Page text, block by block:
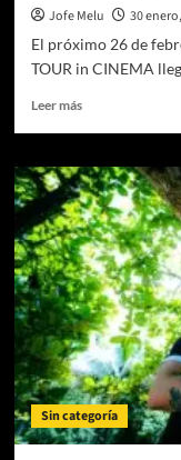
Jofe Melu 30
El próximo 26 de
TOUR in CINEMA
Leer másLeer
De
Seúl
a
Cinépolis
+QUE
CINE:
Vive
la
magia
de
IVE
THE
1ST
WORLD
Sin categoría